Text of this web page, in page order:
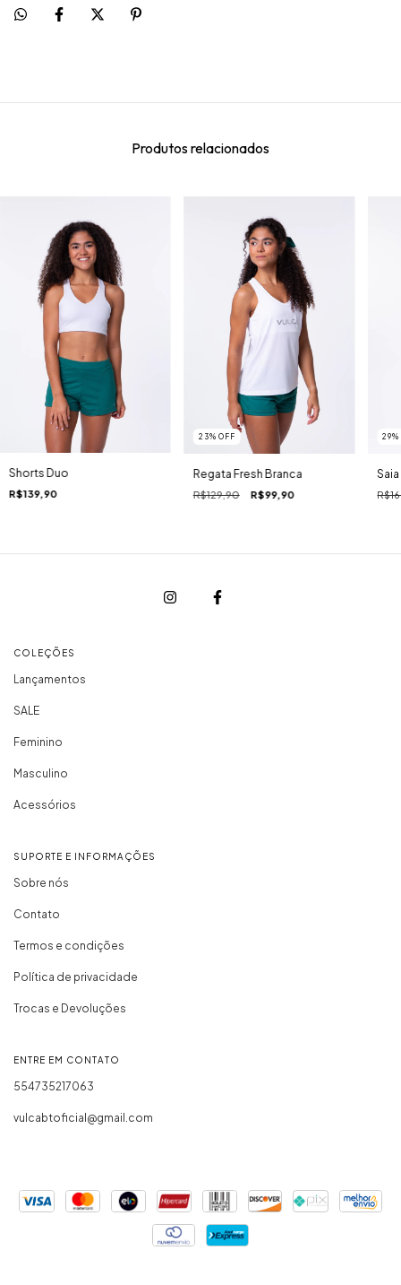
Produtos relacionados
Shorts Duo
R$139,90
23% OFF
Regata Fresh Branca
R$129,90 R$99,90
29%
COLEÇÕES
Lançamentos
SALE
Feminino
Masculino
Acessórios
SUPORTE E INFORMAÇÕES
Sobre nós
Contato
Termos e condições
Política de privacidade
Trocas e Devoluções
ENTRE EM CONTATO
554735217063
vulcabtoficial@gmail.com